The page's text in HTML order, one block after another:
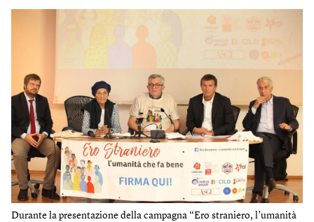
Durante la presentazione della campagna “Ero straniero, l’umanità